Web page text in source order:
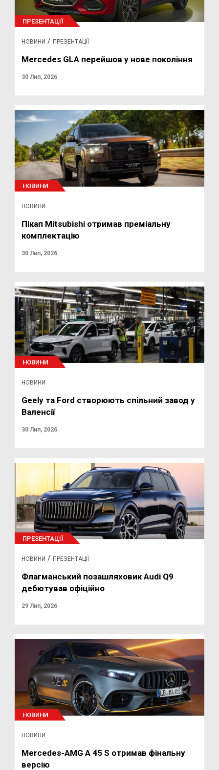
ПРЕЗЕНТАЦІЇ
НОВИНИ / ПРЕЗЕНТАЦІЇ
Mercedes GLA перейшов у нове покоління
30 Лип, 2026
НОВИНИ
НОВИНИ
Пікап Mitsubishi отримав преміальну
комплектацію
30 Лип, 2026
НОВИНИ
НОВИНИ
Geely та Ford створюють спільний завод у
Валенсії
30 Лип, 2026
ПРЕЗЕНТАЦІЇ
НОВИНИ / ПРЕЗЕНТАЦІЇ
Флагманський позашляховик Audi Q9
дебютував офіційно
29 Лип, 2026
НОВИНИ
НОВИНИ
Mercedes-AMG A 45 S отримав фінальну
версію